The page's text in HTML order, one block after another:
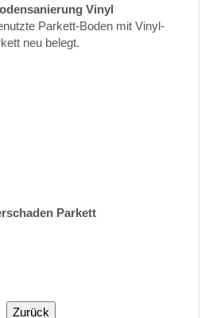
Vinyl
Parkett-Boden mit Vinyl-
neu belegt.
Parkett